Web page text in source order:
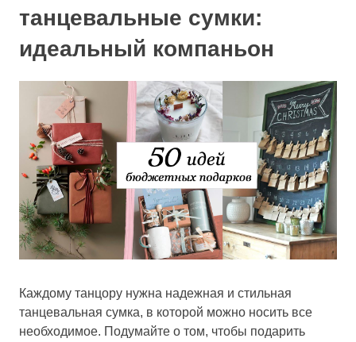
танцевальные сумки:
идеальный компаньон
Каждому танцору нужна надежная и стильная
танцевальная сумка, в которой можно носить все
необходимое. Подумайте о том, чтобы подарить